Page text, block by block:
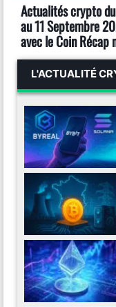
Actualités crypto
au 11 Septembre
avec le Coin Récap
L'ACTUALITÉ